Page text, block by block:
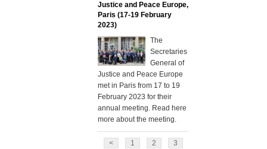
Justice and Peace Europe,
Paris (17-19 February
2023)
The
Secretaries
General of
Justice and Peace Europe
met in Paris from 17 to 19
February 2023 for their
annual meeting. Read here
more about the meeting.
< 1 2
3